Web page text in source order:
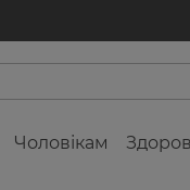
Чоловікам